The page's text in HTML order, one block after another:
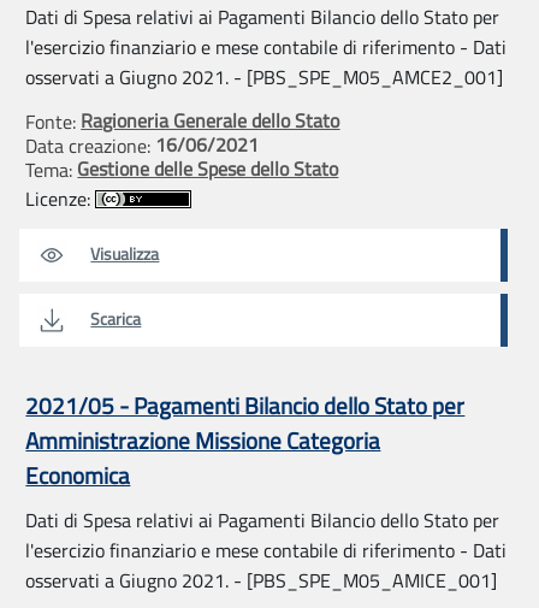
Dati di Spesa relativi ai Pagamenti Bilancio dello Stato per
l'esercizio finanziario e mese contabile di riferimento - Dati
osservati a Giugno 2021. - [PBS_SPE_M05_AMCE2_001]
Fonte: Ragioneria Generale dello Stato
Data creazione: 16/06/2021
Tema: Gestione delle Spese dello Stato
Licenze:
Visualizza
Scarica
2021/05 - Pagamenti Bilancio dello Stato per
Amministrazione Missione Categoria
Economica
Dati di Spesa relativi ai Pagamenti Bilancio dello Stato per
l'esercizio finanziario e mese contabile di riferimento - Dati
osservati a Giugno 2021. - [PBS_SPE_M05_AMICE_001]